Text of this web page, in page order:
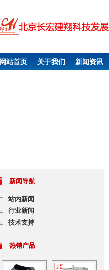
网站首页 关于我们 新闻资讯
新闻导航
站内新闻
行业新闻
技术支持
热销产品